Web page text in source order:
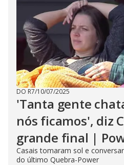
DO R7/10/07/2025
'Tanta gente
nós ficamos', diz
grande final |
Casais tomaram sol e
do último Quebra-Power